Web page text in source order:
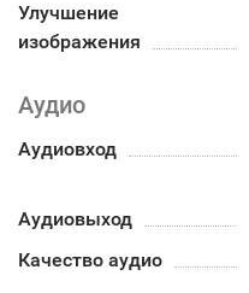
Улучшение
изображения
Аудио
Аудиовход
Аудиовыход
Качество аудио